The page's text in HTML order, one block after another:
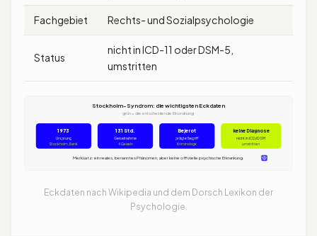
Fachgebiet Rechts- und Sozialpsychologie
Status
nicht in ICD-11 oder DSM-5,
umstritten
Stockholm-Syndrom: die wichtigsten Eckdaten
grün = die entscheidende Einordnung
1973
Ursprung
Stockholm, Bank
131 Std.
Geiselnahme
4 Geiseln
Bejerot
prägte Begriff
Kriminologe
keine Diagnose
nicht in ICD/DSM
umstritten
Merksatz: ein reales, benanntes Phänomen, aber keine offizielle psychische Erkrankung.
Eckdaten nach Wikipedia und dem Dorsch Lexikon der
Psychologie.